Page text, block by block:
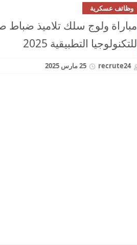
وظائف عسكرية
مباراة ولوج سلك تلاميذ ضباط
للتكنولوجيا التطبيقية 2025
recrute24 25 مارس 2025